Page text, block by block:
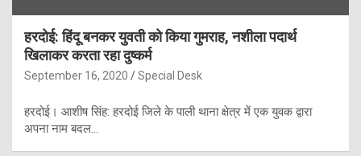
हरदोई: हिंदू बनकर युवती को किया गुमराह, नशीला पदार्थ
खिलाकर करता रहा दुष्कर्म
September 16, 2020 Special Desk
हरदोई। आशीष सिंह: हरदोई जिले के पाली थाना क्षेत्र में एक युवक द्वारा
अपना नाम बदल…